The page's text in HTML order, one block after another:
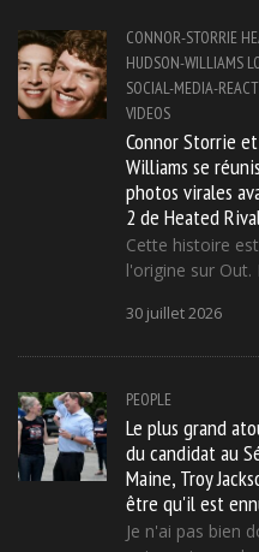
CONNOR-STORRIE
HUDSON-WILLIAMS
SOCIAL-MEDIA-
VIDEOS
Connor Storrie
Williams se
photos virales
2 de Heated
Cette histoire
l'origine sur Out.
30 juillet 2026
PEOPLE
Le plus grand
du candidat au
Maine, Troy
être qu'il est
Je n'ai pas bien